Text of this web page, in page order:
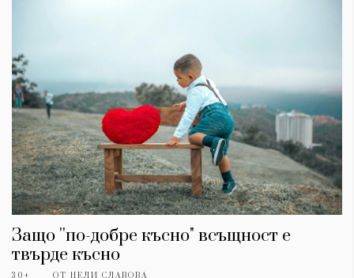
Защо ''по-добре късно" всъщност е
твърде късно
30+ ОТ НЕЛИ СЛАВОВА